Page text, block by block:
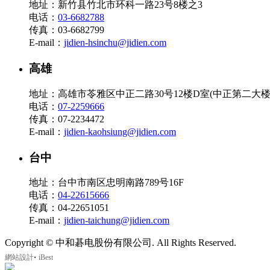
地址：新竹县竹北市环科一路23号8楼之3
电话： 03-6682788
传真：03-6682799
E-mail： jidien-hsinchu@jidien.com
高雄
地址：高雄市苓雅区中正二路30号12楼D室(中正第二大
电话： 07-2259666
传真：07-2234472
E-mail： jidien-kaohsiung@jidien.com
台中
地址：台中市南区忠明南路789号16F
电话： 04-22615666
传真：04-22651051
E-mail： jidien-taichung@jidien.com
Copyright © 中和碁电股份有限公司. All Rights Reserved.
網站設計‧ iBest